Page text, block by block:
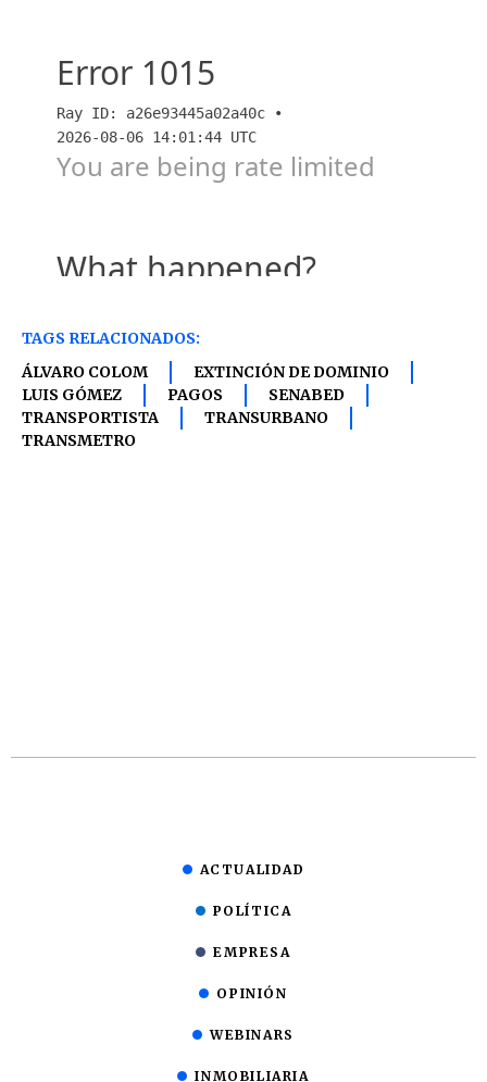
TAGS RELACIONADOS:
ÁLVARO COLOM
EXTINCIÓN DE DOMINIO
LUIS GÓMEZ
PAGOS
SENABED
TRANSPORTISTA
TRANSURBANO
TRANSMETRO
ACTUALIDAD
POLÍTICA
EMPRESA
OPINIÓN
WEBINARS
INMOBILIARIA